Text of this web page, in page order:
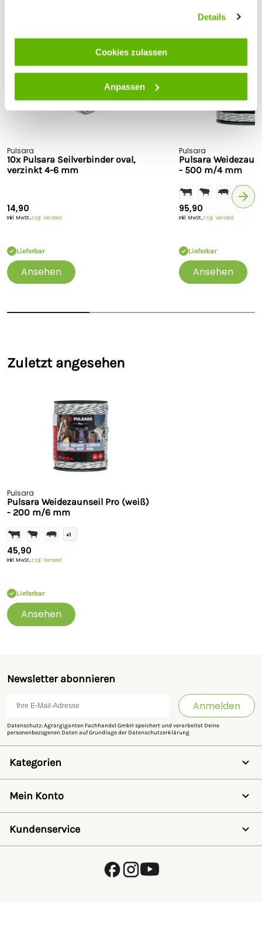
Details
Cookies zulassen
Anpassen
weiß/grün
Pulsara
10x Pulsara Seilverbinder oval,
verzinkt 4-6 mm
14,90
Inkl. MwSt.,zzgl. Versand
Lieferbar
Ansehen
Pulsara
Pulsara
- 500 m/4 mm
95,90
Inkl. MwSt.,zzgl. Versand
Lieferbar
Ansehen
Zuletzt angesehen
Pulsara
Pulsara Weidezaunseil Pro (weiß)
- 200 m/6 mm
+1
45,90
Inkl. MwSt.,zzgl. Versand
Lieferbar
Ansehen
Newsletter abonnieren
Anmelden
Datenschutz: Agrargiganten Fachhandel GmbH speichert und verarbeitet Deine
personenbezogenen Daten auf Grundlage der Datenschutzerklärung
Kategorien
Schermaschinen
Futter- & Tränkesysteme
Haus, Hof & Stall
SALE
Mein Konto
Registrieren
Wunschzettel
Passwort vergessen
Kundenservice
Kostenlose Fachberatung